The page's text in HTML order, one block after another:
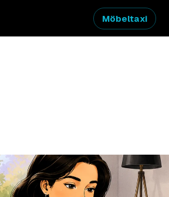
Möbeltaxi